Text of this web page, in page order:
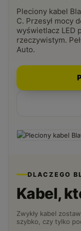
Pleciony kabel
C. Przesył mocy
wyświetlacz LED
rzeczywistym.
Auto.
DLACZEGO
Kabel,
Zwykły kabel
szybko, czy tylko